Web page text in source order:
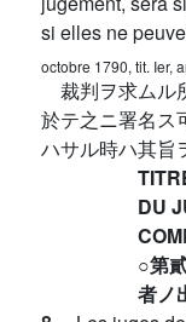
si elles ne
octobre 1790, tit. Ier,
裁判ヲ求ムル
於テ之ニ署名ス
ハサル時ハ其旨
DU
○第
者ノ